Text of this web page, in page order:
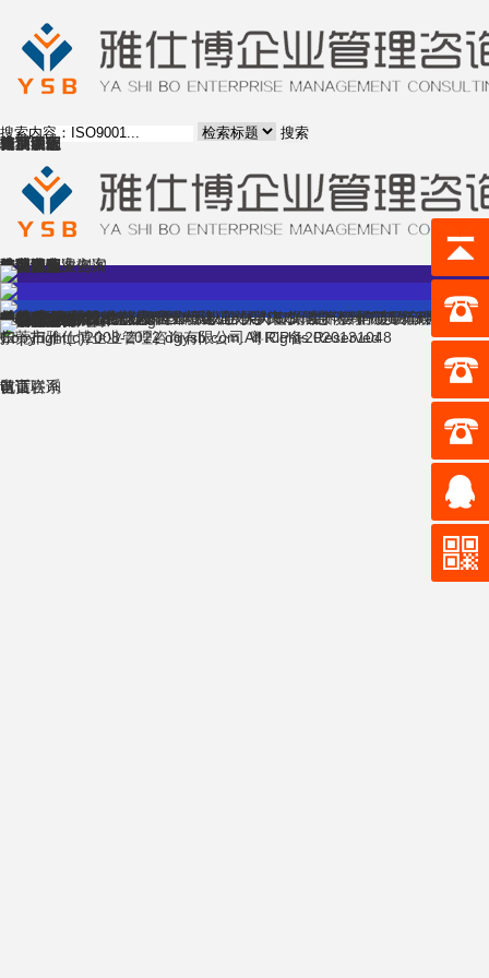
搜索
首页
体系认证
验厂管家
咨询服务
培训课程
成功案例
精英团队
行业动态
资料下载
关于我们
首页
体系认证
验厂管家
咨询服务
培训课程
成功案例
精英团队
行业动态
资料下载
关于我们
雅仕博企业咨询
企业成功案例
全方位解决方案
【精英团队集】 综合管理 体系认证 人力资源 生产管理 质量管理
项目/工程管理 领导力/执行 思维技术 企业文化/口才演讲/谈判/TTT
行政办公/写作 党史/青年团建 总裁/高管/股权/合伙人 5G/信息化/小视频/新科技
国学/家庭/养生/休行 银行/保险业培训 心理学/礼仪/素养 营销/连锁/谈判
灯塔标杆名企/沙盘演练 建筑/医疗/电信/中字头
总裁/高管/股权/合伙人
共 0 页/0 条记录
网站导航
website
咨询服务
培训课程
成功案例
精英团队
行业动态
体系认证咨询
Certification consulting
体系认证
验厂管家
Client Audit
行业/区域标准
美国客户验厂
欧洲客户验厂
其他地区客户验厂
联系我们
Contact us
联系方式
在线留言
扫一扫
东莞市雅仕博企业管理咨询有限公司All Rights Reserved
Copyright(c)2008-2022 dgysb.com. 粤ICP备2020131048
首页
电话联系
认证咨询
留言